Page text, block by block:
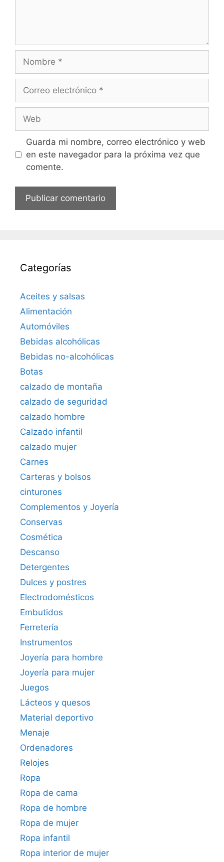
Guarda mi nombre, correo electrónico y web
en este navegador para la próxima vez que
comente.
Categorías
Aceites y salsas
Alimentación
Automóviles
Bebidas alcohólicas
Bebidas no-alcohólicas
Botas
calzado de montaña
calzado de seguridad
calzado hombre
Calzado infantil
calzado mujer
Carnes
Carteras y bolsos
cinturones
Complementos y Joyería
Conservas
Cosmética
Descanso
Detergentes
Dulces y postres
Electrodomésticos
Embutidos
Ferretería
Instrumentos
Joyería para hombre
Joyería para mujer
Juegos
Lácteos y quesos
Material deportivo
Menaje
Ordenadores
Relojes
Ropa
Ropa de cama
Ropa de hombre
Ropa de mujer
Ropa infantil
Ropa interior de mujer